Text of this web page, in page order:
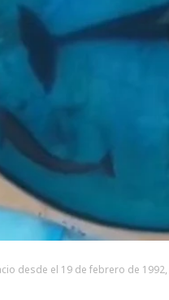
desde el 19 de febrero de